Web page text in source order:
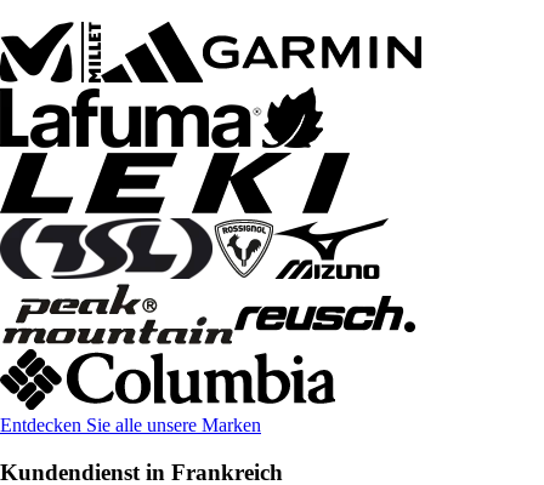
Entdecken Sie alle unsere Marken
Kundendienst in Frankreich